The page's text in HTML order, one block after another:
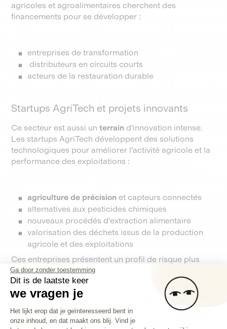
agricoles et agroalimentaires cherchent des
financements pour se développer :
entreprises de transformation
distributeurs en circuits courts
acteurs de la restauration durable
Startups AgriTech et projets innovants
Ce secteur est aussi unterrain d'innovation intense.
Les startups AgriTech développent des solutions
technologiques pour améliorer l'activité agricole et la
performance des exploitations :
agriculture de précision et capteurs connectés
alternatives aux pesticides chimiques
nouveaux procédés d'extraction alimentaire
valorisation des déchets issus de la production
agricole et des exploitations
Ces entreprises présentent un profil de risque plus
élevé que les structures établies, mais aussi un
potentiel de croissance significatif. Elles portent
souvent unenouvelle
vision du secteur, avec des
innovants et d'approches agronomiques
innovantes.
Ga door zonder toestemming
Dit is de laatste keer
we vragen je
Toestemmingsbeheerplatform:
Het lijkt erop dat je geïnteresseerd bent in
onze inhoud, en dat maakt ons blij. Vind je
Axeptio consent